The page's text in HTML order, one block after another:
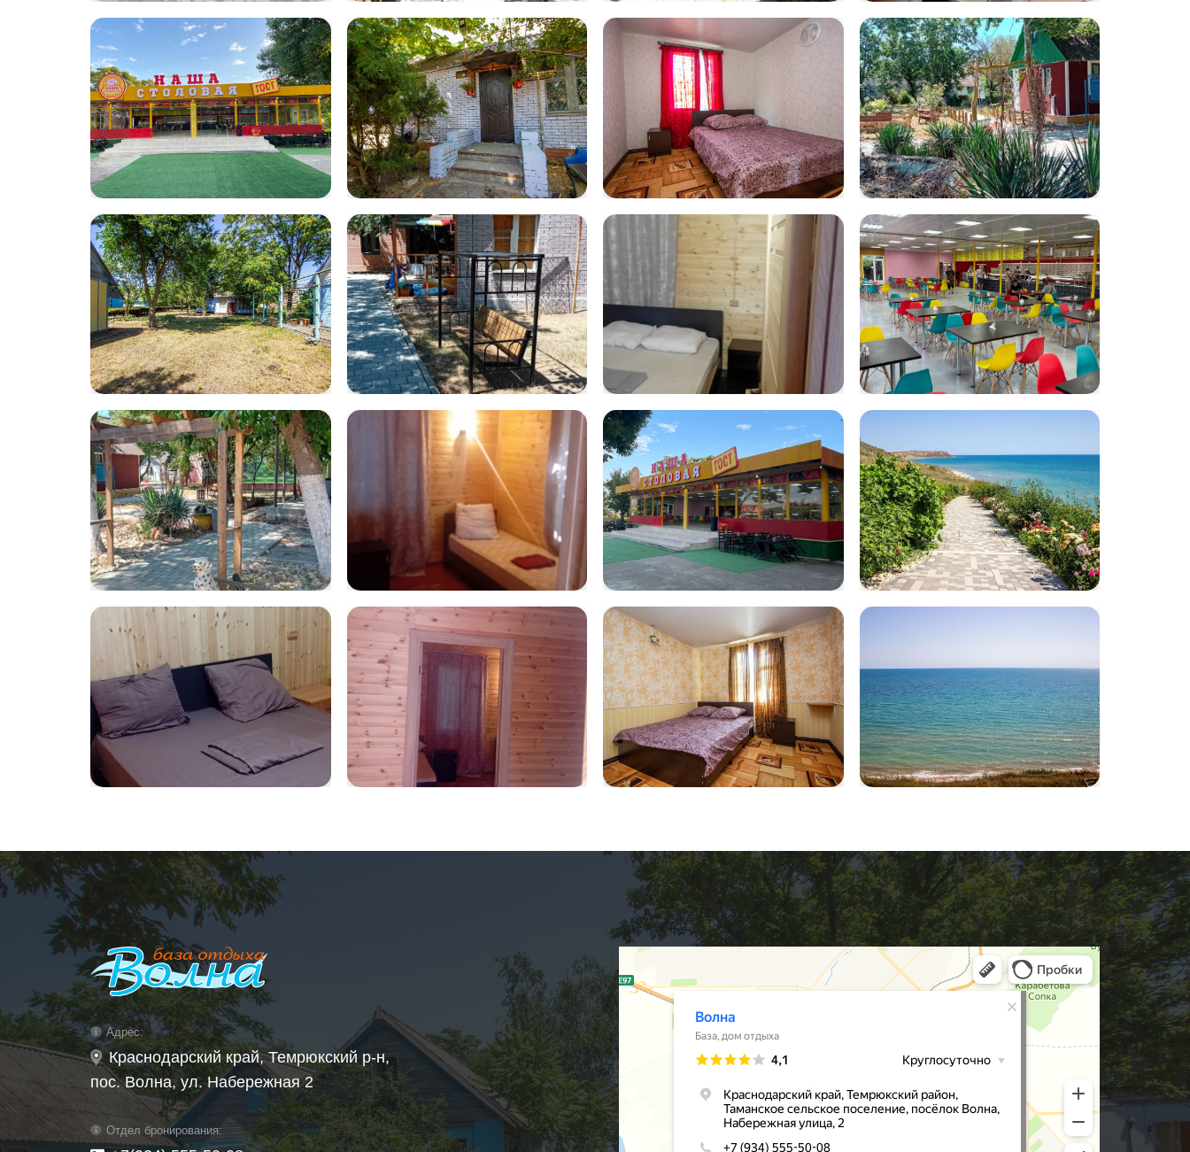
volna33
WhatsApp Image
2025-07-21 at
12.32.12 (2)
WhatsApp Image
2025-07-21 at
12.32.14 (1)
WhatsApp Image
2025-07-22 at
10.20.17
IMG-20230713-
WA0014
volna12 volna19
WhatsApp Image
2025-07-21 at
12.32.15 (1)
volna15
WhatsApp Image
2025-07-21 at
12.32.12 (1)
WhatsApp Image
2025-07-22 at
10.20.22
IMG-20230713-
WA0016
WhatsApp Image
2025-07-21 at
12.32.16 (1)
WhatsApp Image
2025-07-22 at
10.20.56
IMG-20230713-
WA0011
volna34
12.31.15
Адрес:
Краснодарский край, Темрюкский р-н,
пос. Волна, ул. Набережная 2
Отдел бронирования: